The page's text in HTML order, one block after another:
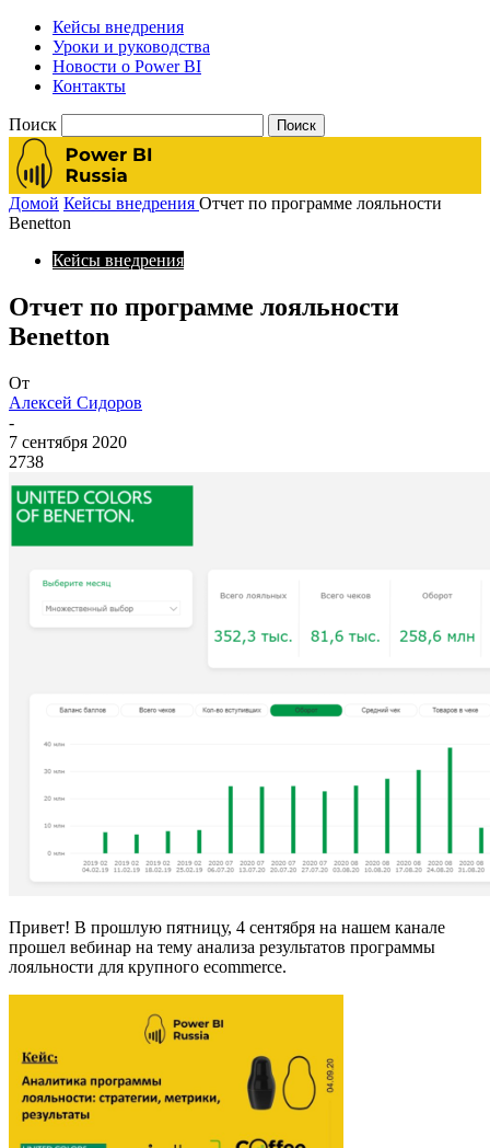
Кейсы внедрения
Уроки и руководства
Новости о Power BI
Контакты
Поиск
Домой Кейсы внедрения Отчет по программе лояльности
Benetton
Кейсы внедрения
Отчет по программе лояльности
Benetton
От
Алексей Сидоров
-
7 сентября 2020
2738
Привет! В прошлую пятницу, 4 сентября на нашем канале
прошел вебинар на тему анализа результатов программы
лояльности для крупного ecommerce.